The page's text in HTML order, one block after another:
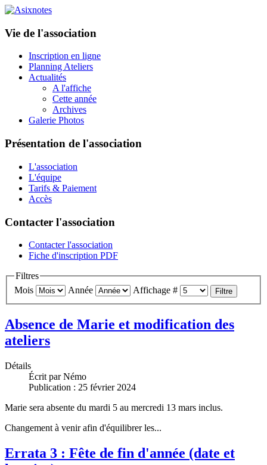
Vie de l'association
Inscription en ligne
Planning Ateliers
Actualités
A l'affiche
Cette année
Archives
Galerie Photos
Présentation de l'association
L'association
L'équipe
Tarifs & Paiement
Accès
Contacter l'association
Contacter l'association
Fiche d'inscription PDF
Filtres
Mois
Année Affichage # Filtre
Absence de Marie et modification des
ateliers
Détails
Écrit parNémo
Publication : 25 février 2024
Marie sera absente du mardi 5 au mercredi 13 mars inclus.
Changement à venir afin d'équilibrer les...
Errata 3 : Fête de fin d'année (date et